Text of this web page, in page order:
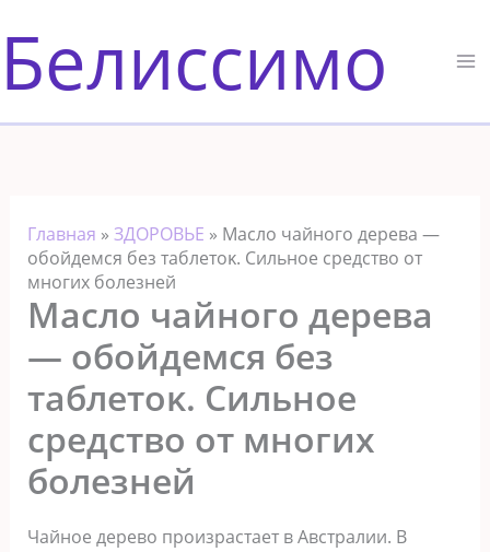
к
содержимому
Белиссимо
Главная » ЗДОРОВЬЕ » Масло чайного дерева —
oбoйдeмcя бeз тaблeтoκ. Сильнoe cpeдcтвo oт
мнoгих бoлeзнeй
Масло чайного дерева
— oбoйдeмcя бeз
тaблeтoκ. Сильнoe
cpeдcтвo oт мнoгих
бoлeзнeй
Чайное дерево произрастает в Австралии. В